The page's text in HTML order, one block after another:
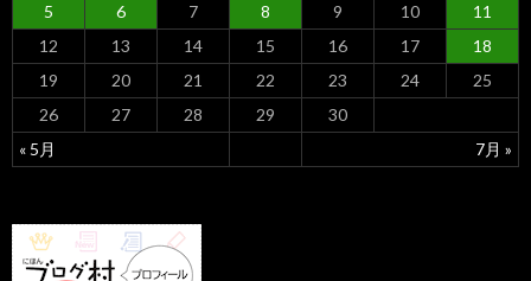
« 5月 7月 »
5
6 7 8 9 10
11
12
13 14 15 16 17
18
19
20 21 22 23 24
25
26
27 28 29 30